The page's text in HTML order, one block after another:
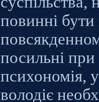
повинні бути
посильні
психономія,
володіє